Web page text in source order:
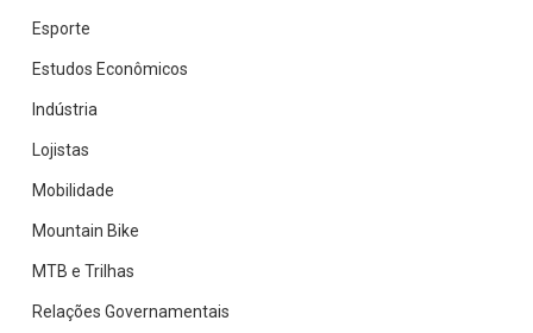
Esporte
Estudos Econômicos
Indústria
Lojistas
Mobilidade
Mountain Bike
MTB e Trilhas
Relações Governamentais